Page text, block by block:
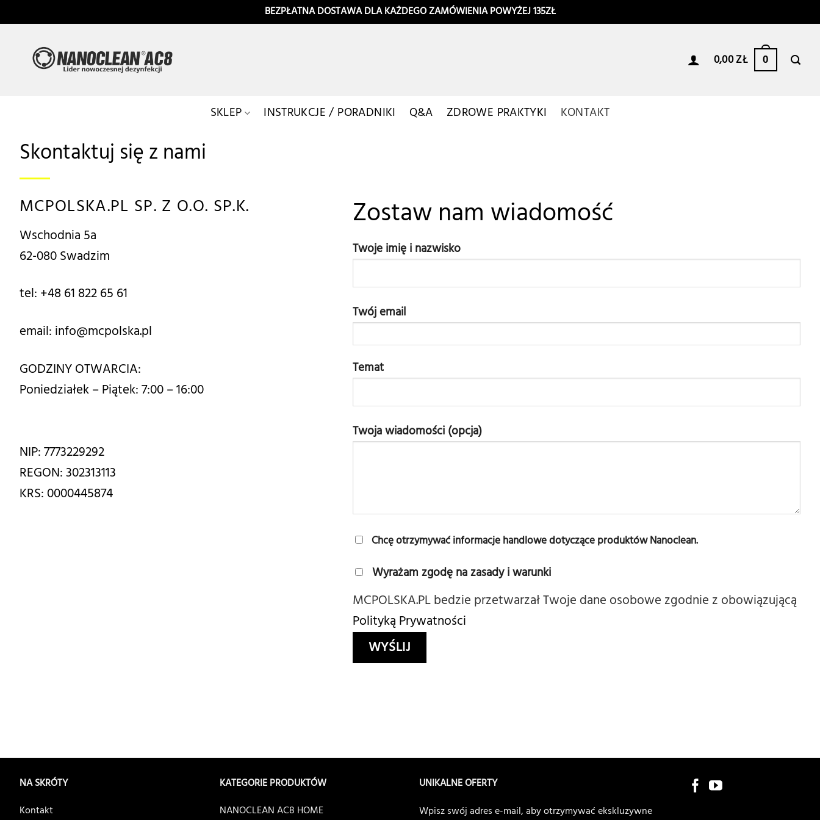
do
zawartości
BEZPŁATNA DOSTAWA DLA KAŻDEGO ZAMÓWIENIA POWYŻEJ 135ZŁ
0,00ZŁ 0
SKLEP INSTRUKCJE / PORADNIKI Q&A ZDROWE PRAKTYKI KONTAKT
Skontaktuj się z nami
MCPOLSKA.PL SP. Z O.O. SP.K.
Wschodnia 5a
62-080 Swadzim
tel: +48 61 822 65 61
email: info@mcpolska.pl
GODZINY OTWARCIA:
Poniedziałek – Piątek: 7:00 – 16:00
NIP: 7773229292
REGON: 302313113
KRS: 0000445874
Zostaw nam wiadomość
Twoje imię i nazwisko
Twój email
Temat
Twoja wiadomości (opcja)
Chcę otrzymywać informacje handlowe dotyczące produktów Nanoclean.
Wyrażam zgodę na zasady i warunki
MCPOLSKA.PL bedzie przetwarzał Twoje dane osobowe zgodnie z obowiązującą
Polityką Prywatności
NA SKRÓTY
Kontakt
KATEGORIE PRODUKTÓW
NANOCLEAN AC8 HOME
UNIKALNE OFERTY
Wpisz swój adres e-mail, aby otrzymywać ekskluzywne